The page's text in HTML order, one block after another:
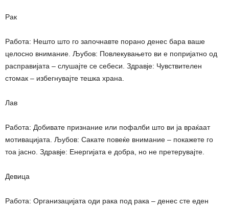
Рак
Работа: Нешто што го започнавте порано денес бара ваше
целосно внимание. Љубов: Повлекувањето ви е попријатно од
расправијата – слушајте се себеси. Здравје: Чувствителен
стомак – избегнувајте тешка храна.
Лав
Работа: Добивате признание или пофалби што ви ја враќаат
мотивацијата. Љубов: Сакате повеќе внимание – покажете го
тоа јасно. Здравје: Енергијата е добра, но не претерувајте.
Девица
Работа: Организацијата оди рака под рака – денес сте еден